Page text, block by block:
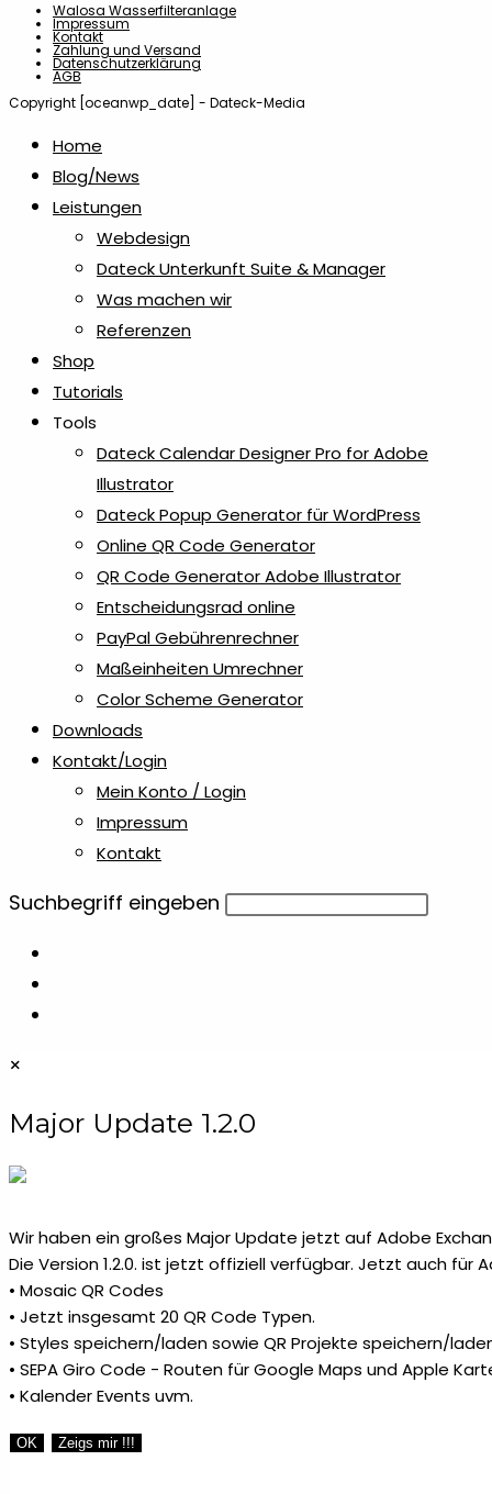
Walosa Wasserfilteranlage
Impressum
Kontakt
Zahlung und Versand
Datenschutzerklärung
AGB
Copyright [oceanwp_date] - Dateck-Media
Home
Blog/News
Leistungen
Webdesign
Dateck Unterkunft Suite & Manager
Was machen wir
Referenzen
Shop
Tutorials
Tools
Dateck Calendar Designer Pro for Adobe
Illustrator
Dateck Popup Generator für WordPress
Online QR Code Generator
QR Code Generator Adobe Illustrator
Entscheidungsrad online
PayPal Gebührenrechner
Maßeinheiten Umrechner
Color Scheme Generator
Downloads
Kontakt/Login
Mein Konto / Login
Impressum
Kontakt
Diese
durchsuchen
Suchbegriff eingeben
×
Major Update 1.2.0
Wir haben ein großes Major Update jetzt auf Adobe
Die Version 1.2.0. ist jetzt offiziell verfügbar. Jetzt auch für
• Mosaic QR Codes
• Jetzt insgesamt 20 QR Code Typen.
• Styles speichern/laden sowie QR Projekte speichern/
• SEPA Giro Code - Routen für Google Maps und Apple
• Kalender Events uvm.
OK Zeigs mir !!!